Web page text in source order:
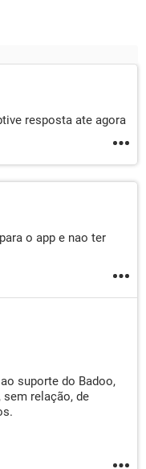
resposta ate agora
para o app e nao ter
suporte do Badoo,
relação, de